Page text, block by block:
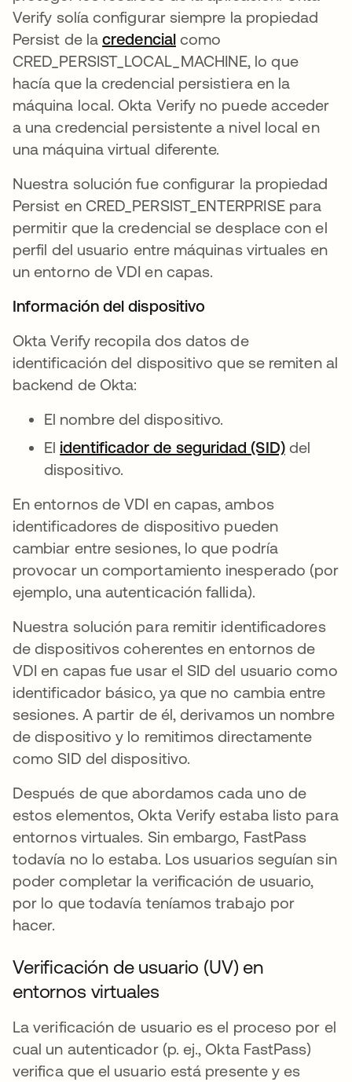
Verify solía configurar siempre la propiedad
Persist de lacredencialse abre en una pestaña
como
CRED_PERSIST_LOCAL_MACHINE, lo que
hacía que la credencial persistiera en la
máquina local. Okta Verify no puede acceder
a una credencial persistente a nivel local en
una máquina virtual diferente.
Nuestra solución fue configurar la propiedad
Persist en CRED_PERSIST_ENTERPRISE para
permitir que la credencial se desplace con el
perfil del usuario entre máquinas virtuales en
un entorno de VDI en capas.
Información del dispositivo
Okta Verify recopila dos datos de
identificación del dispositivo que se remiten al
backend de Okta:
El nombre del dispositivo.
El identificador de seguridad (SID)se abre
del
dispositivo.
En entornos de VDI en capas, ambos
identificadores de dispositivo pueden
cambiar entre sesiones, lo que podría
provocar un comportamiento inesperado (por
ejemplo, una autenticación fallida).
Nuestra solución para remitir identificadores
de dispositivos coherentes en entornos de
VDI en capas fue usar el SID del usuario como
identificador básico, ya que no cambia entre
sesiones. A partir de él, derivamos un nombre
de dispositivo y lo remitimos directamente
como SID del dispositivo.
Después de que abordamos cada uno de
estos elementos, Okta Verify estaba listo para
entornos virtuales. Sin embargo, FastPass
todavía no lo estaba. Los usuarios seguían sin
poder completar la verificación de usuario,
por lo que todavía teníamos trabajo por
hacer.
Verificación de usuario (UV) en
entornos virtuales
La verificación de usuario es el proceso por el
cual un autenticador (p. ej., Okta FastPass)
verifica que el usuario está presente y es